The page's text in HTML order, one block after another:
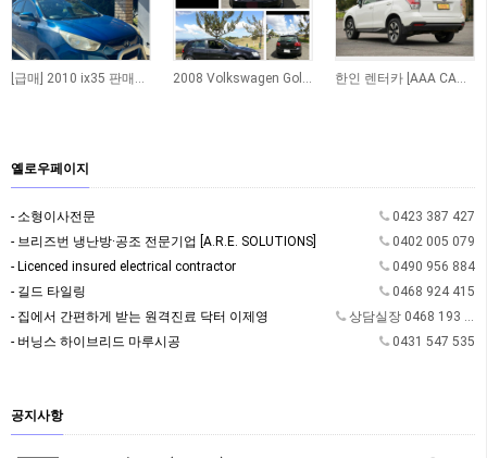
[급매] 2010 ix35 판매합니다 2008 Volkswagen Golf TDI Automatic 한인 렌터카 [AAA CAR RENTAL]
옐로우페이지
- 소형이사전문
0423 387 427
- 브리즈번 냉난방·공조 전문기업 [A.R.E. SOLUTIONS]
0402 005 079
- Licenced insured electrical contractor
0490 956 884
- 길드 타일링
0468 924 415
- 집에서 간편하게 받는 원격진료 닥터 이제영
상담실장 0468 193 362
- 버닝스 하이브리드 마루시공
0431 547 535
공지사항